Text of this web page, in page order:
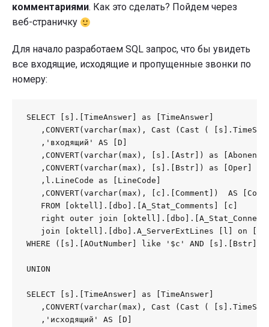
комментариями. Как это сделать? Пойдем через
веб-страничку
Для начало разработаем SQL запрос, что бы увидеть
все входящие, исходящие и пропущенные звонки по
номеру:
SELECT [s].[TimeAnswer] as [TimeAnswer]
,CONVERT(varchar(max), Cast (Cast (
   ,'входящий' AS [D]
,CONVERT(varchar(max), [s].[Astr]) as
   ,CONVERT(varchar(max), [s].[Bstr]) as [Oper]
   ,l.LineCode as [LineCode]
,CONVERT(varchar(max), [c].[Comment])  AS
   FROM [oktell].[dbo].[A_Stat_Comments] [c]
right outer join
join [oktell].[dbo].A_ServerExtLines [l] on
WHERE ([s].[AOutNumber] like '$c' AND
UNION
SELECT [s].[TimeAnswer] as [TimeAnswer]
,CONVERT(varchar(max), Cast (Cast (
   ,'исходящий' AS [D]